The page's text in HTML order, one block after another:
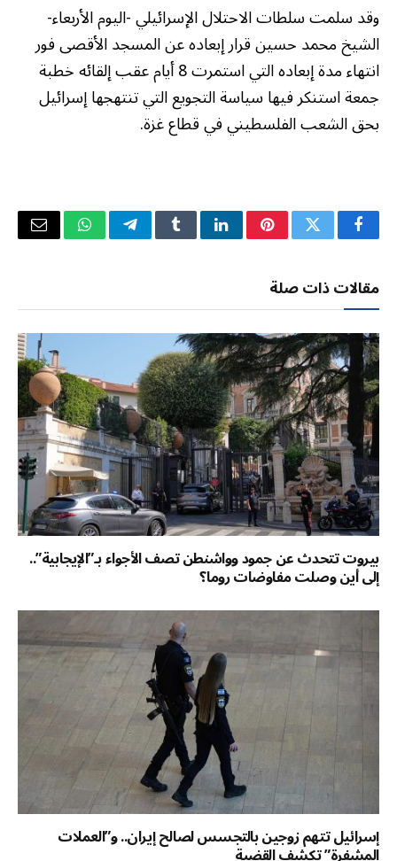
وقد سلمت سلطات الاحتلال الإسرائيلي -اليوم الأربعاء-
الشيخ محمد حسين قرار إبعاده عن المسجد الأقصى فور
انتهاء مدة إبعاده التي استمرت 8 أيام عقب إلقائه خطبة
جمعة استنكر فيها سياسة التجويع التي تنتهجها إسرائيل
بحق الشعب الفلسطيني في قطاع غزة.
فيسبوكتويتر بينتيريستلينكدإنTumblrتيلقرامواتسابالبريد
مقالات ذات صلة
بيروت تتحدث عن جمود وواشنطن تصف الأجواء بـ”الإيجابية”..
إلى أين وصلت مفاوضات روما؟
إسرائيل تتهم زوجين بالتجسس لصالح إيران.. و”العملات